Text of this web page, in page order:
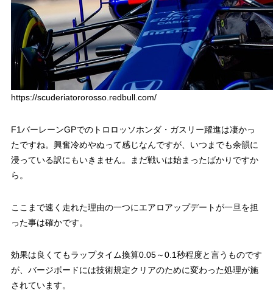
https://scuderiatororosso.redbull.com/
F1バーレーンGPでのトロロッソホンダ・ガスリー躍進は凄かっ
たですね。興奮冷めやぬって感じなんですが、いつまでも余韻に
浸っている訳にもいきません。まだ戦いは始まったばかりですか
ら。
ここまで速く走れた理由の一つにエアロアップデートが一旦を担
った事は確かです。
効果は良くてもラップタイム換算0.05～0.1秒程度と言うものです
が、バージボードには技術規定クリアのために変わった処理が施
されています。